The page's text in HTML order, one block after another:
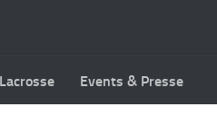
Lacrosse Events & Presse